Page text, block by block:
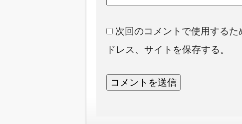
次回のコメントで使用する
ドレス、サイトを保存する。